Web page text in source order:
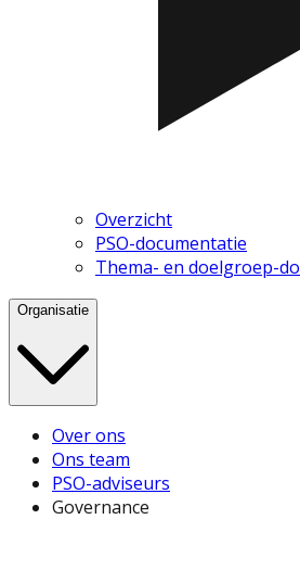
Overzicht
PSO-documentatie
Thema- en doelgroep-
Organisatie
Over ons
Ons team
PSO-adviseurs
Governance